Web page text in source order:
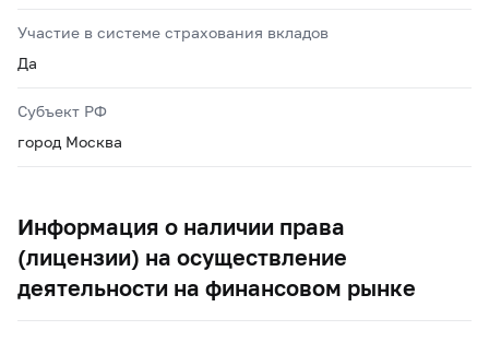
Участие в системе страхования вкладов
Да
Субъект РФ
город Москва
Информация о наличии права
(лицензии) на осуществление
деятельности на финансовом рынке